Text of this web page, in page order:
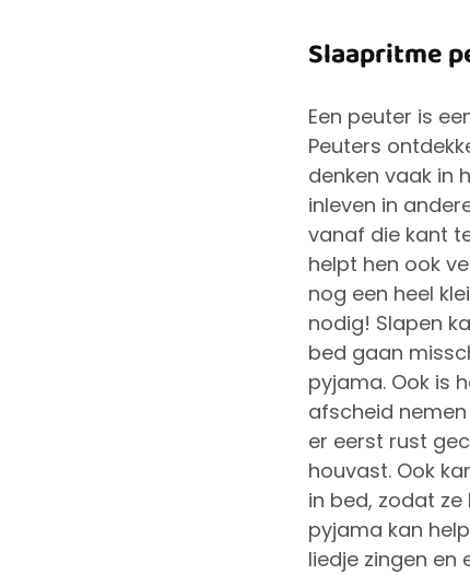
Slaapritme
Een peuter is
Peuters
denken vaak in
inleven in
vanaf die kant
helpt hen ook
nog een heel
nodig! Slapen
bed gaan
pyjama. Ook is
afscheid
er eerst rust
houvast. Ook
in bed, zodat
pyjama kan
liedje zingen en